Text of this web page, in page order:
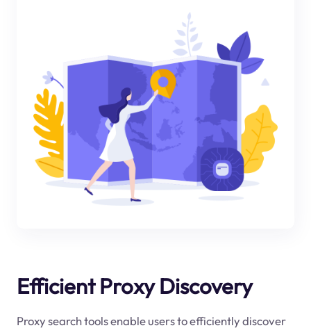
Efficient Proxy Discovery
Proxy search tools enable users to efficiently discover